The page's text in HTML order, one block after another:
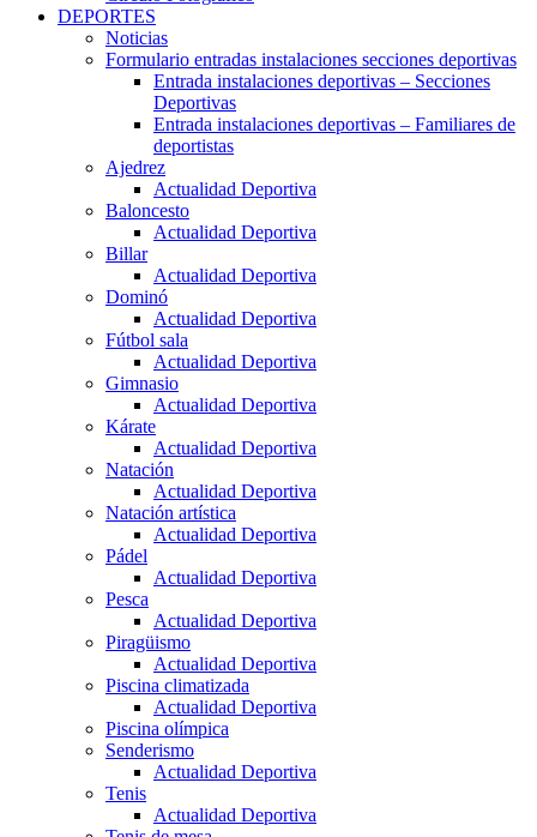
DEPORTES
Noticias
Formulario entradas instalaciones secciones deportivas
Entrada instalaciones deportivas – Secciones
Deportivas
Entrada instalaciones deportivas – Familiares de
deportistas
Ajedrez
Actualidad Deportiva
Baloncesto
Actualidad Deportiva
Billar
Actualidad Deportiva
Dominó
Actualidad Deportiva
Fútbol sala
Actualidad Deportiva
Gimnasio
Actualidad Deportiva
Kárate
Actualidad Deportiva
Natación
Actualidad Deportiva
Natación artística
Actualidad Deportiva
Pádel
Actualidad Deportiva
Pesca
Actualidad Deportiva
Piragüismo
Actualidad Deportiva
Piscina climatizada
Actualidad Deportiva
Piscina olímpica
Senderismo
Actualidad Deportiva
Tenis
Actualidad Deportiva